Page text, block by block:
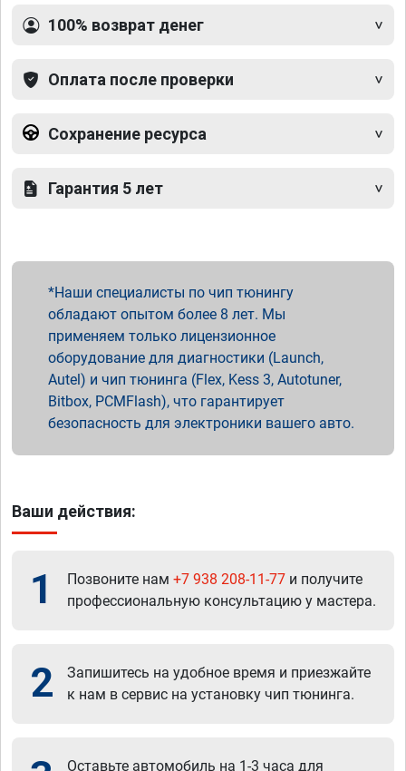
100% возврат денег
Оплата после проверки
Сохранение ресурса
Гарантия 5 лет
Наши специалисты по чип тюнингу
обладают опытом более 8 лет. Мы
применяем только лицензионное
оборудование для диагностики (Launch,
Autel) и чип тюнинга (Flex, Kess 3, Autotuner,
Bitbox, PCMFlash), что гарантирует
безопасность для электроники вашего авто.
Ваши действия:
1 Позвоните нам +7 938 208-11-77 и получите
профессиональную консультацию у мастера.
2
Запишитесь на удобное время и приезжайте
к нам в сервис на установку чип тюнинга.
Оставьте автомобиль на 1-3 часа для